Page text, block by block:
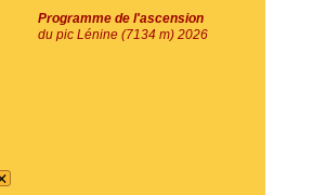
Programme de l'ascension
du pic Lénine (7134 m) 2026